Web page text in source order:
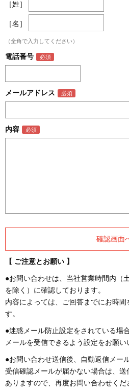
［姓］
［名］
（全角で入力してください）
電話番号
メールアドレス
内容
【 ご注意とお願い 】
●お問い合わせは、当社営業時間内（
を除く）に確認しております。
内容によっては、ご回答までにお時
す。
●迷惑メール防止設定をされている場
メールを受信できるよう設定をお願い
●お問い合わせ送信後、自動返信メー
受信確認メールが届かない場合は、
ありますので、再度お問い合わせくだ